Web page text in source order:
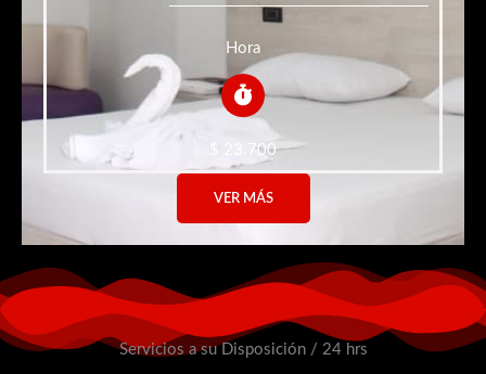
Hora
$ 23.700
VER MÁS
Servicios a su Disposición / 24 hrs